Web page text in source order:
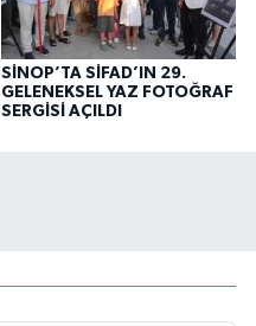
SİNOP’TA SİFAD’IN 29.
GELENEKSEL YAZ FOTOĞRAF
SERGİSİ AÇILDI